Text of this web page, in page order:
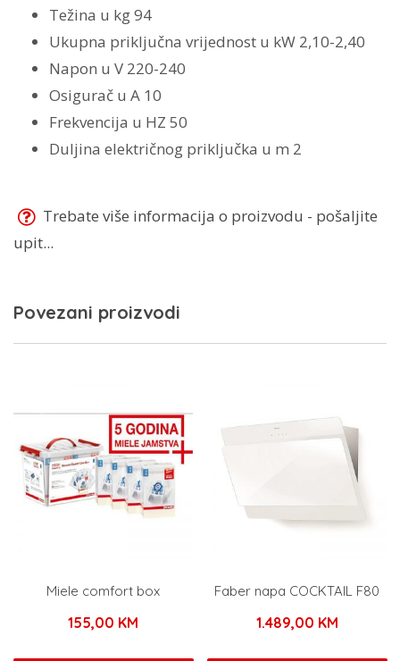
Težina u kg 94
Ukupna priključna vrijednost u kW 2,10-2,40
Napon u V 220-240
Osigurač u A 10
Frekvencija u HZ 50
Duljina električnog priključka u m 2
Trebate više informacija o proizvodu - pošaljite
upit...
Povezani proizvodi
Miele comfort box
155,00 KM
Faber napa COCKTAIL F80
1.489,00 KM